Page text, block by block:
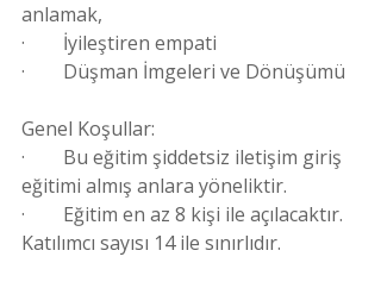
anlamak,
·        İyileştiren empati
·        Düşman İmgeleri ve Dönüşümü
Genel Koşullar:
·        Bu eğitim şiddetsiz iletişim giriş
eğitimi almış anlara yöneliktir.
·        Eğitim en az 8 kişi ile açılacaktır.
Katılımcı sayısı 14 ile sınırlıdır.